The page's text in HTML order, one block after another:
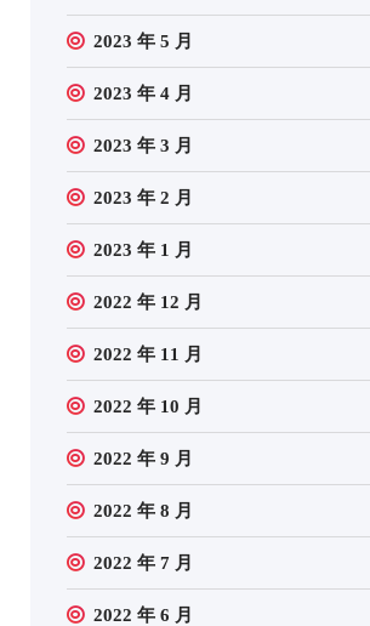
2023 年 5 月
2023 年 4 月
2023 年 3 月
2023 年 2 月
2023 年 1 月
2022 年 12 月
2022 年 11 月
2022 年 10 月
2022 年 9 月
2022 年 8 月
2022 年 7 月
2022 年 6 月